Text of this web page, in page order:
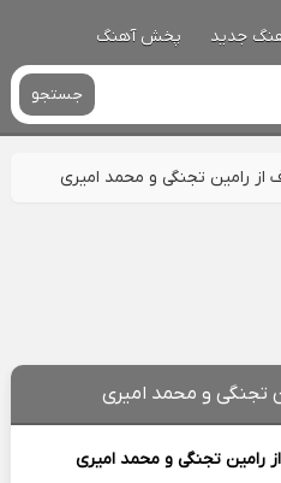
جدید پخش آهنگ
جستجو
از رامین تجنگی و محمد امیری
تجنگی و محمد امیری
رامین تجنگی و محمد امیری